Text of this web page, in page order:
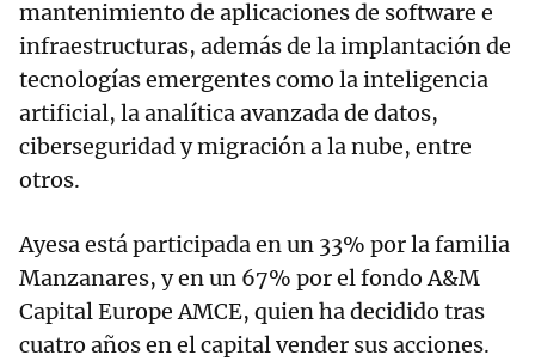
mantenimiento de aplicaciones de software e
infraestructuras, además de la implantación de
tecnologías emergentes como la inteligencia
artificial, la analítica avanzada de datos,
ciberseguridad y migración a la nube, entre
otros.
Ayesa está participada en un 33% por la familia
Manzanares, y en un 67% por el fondo A&M
Capital Europe AMCE, quien ha decidido tras
cuatro años en el capital vender sus acciones.